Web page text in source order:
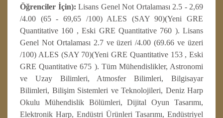
Öğrenciler İçin): Lisans Genel Not Ortalaması 2.5 - 2,69
/4.00 (65 - 69,65 /100) ALES (SAY 90)(Yeni GRE
Quantitative 160 , Eski GRE Quantitative 760 ). Lisans
Genel Not Ortalaması 2.7 ve üzeri /4.00 (69.66 ve üzeri
/100) ALES (SAY 70)(Yeni GRE Quantitative 153 , Eski
GRE Quantitative 675 ). Tüm Mühendislikler, Astronomi
ve Uzay Bilimleri, Atmosfer Bilimleri, Bilgisayar
Bilimleri, Bilişim Sistemleri ve Teknolojileri, Deniz Harp
Okulu Mühendislik Bölümleri, Dijital Oyun Tasarımı,
Elektronik Harp, Endüstri Ürünleri Tasarımı, Endüstriyel